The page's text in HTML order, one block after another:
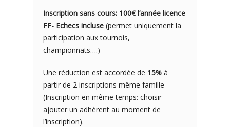
Inscription sans cours: 100€ l’année licence
FF- Echecs incluse (permet uniquement la
participation aux tournois,
championnats….)
Une réduction est accordée de 15% à
partir de 2 inscriptions même famille
(Inscription en même temps: choisir
ajouter un adhérent au moment de
l’inscription).